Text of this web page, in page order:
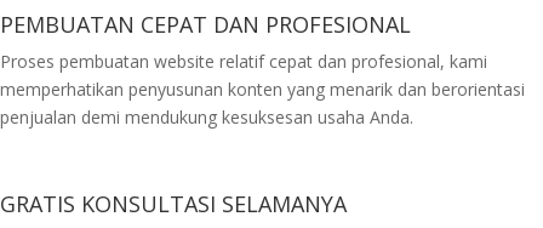
PEMBUATAN CEPAT DAN PROFESIONAL
Proses pembuatan website relatif cepat dan profesional, kami
memperhatikan penyusunan konten yang menarik dan berorientasi
penjualan demi mendukung kesuksesan usaha Anda.
GRATIS KONSULTASI SELAMANYA